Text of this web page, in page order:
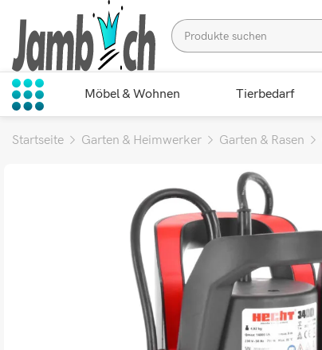
Möbel & Wohnen Tierbedarf
Startseite Garten & Heimwerker Garten & Rasen